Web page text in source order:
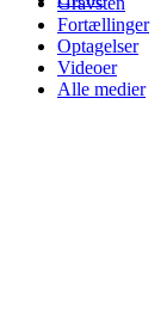
Fortællinger
Optagelser
Videoer
Alle medier